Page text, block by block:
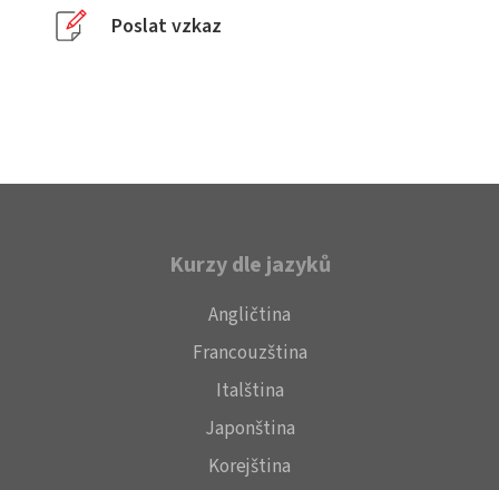
Poslat vzkaz
Kurzy dle jazyků
Angličtina
Francouzština
Italština
Japonština
Korejština